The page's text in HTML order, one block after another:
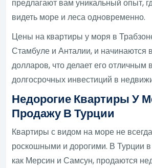
предлагают вам уникальный опыт,
видеть море и леса одновременно.
Цены на квартиры у моря в
Стамбуле и Анталии, и начинаются
долларов, что делает его отличным
долгосрочных инвестиций в
Недорогие Квартиры У
Продажу В Турции
Квартиры с видом на море не
роскошными и дорогими. В Турции в
как Мерсин и Самсун, продаются